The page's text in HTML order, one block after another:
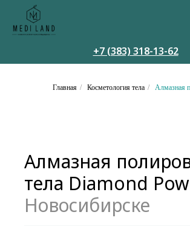
+7 (383) 318-13-62
Главная / Косметология тела / Алмазная
Алмазная
тела Diamond
Новосибирске